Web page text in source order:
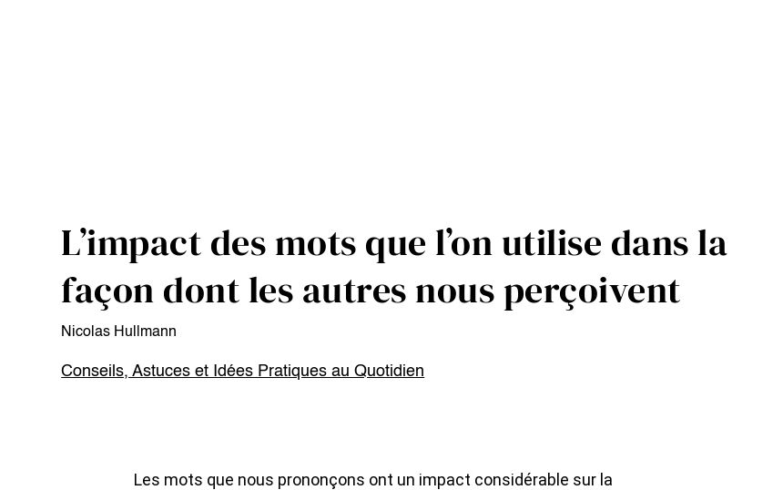
L’impact des mots que l’on utilise dans la
façon dont les autres nous perçoivent
Nicolas Hullmann
Conseils, Astuces et Idées Pratiques au Quotidien
Les mots que nous prononçons ont un impact considérable sur la